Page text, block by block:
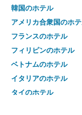
韓国のホテル
アメリカ合衆国のホ
フランスのホテル
フィリピンのホテル
ベトナムのホテル
イタリアのホテル
タイのホテル